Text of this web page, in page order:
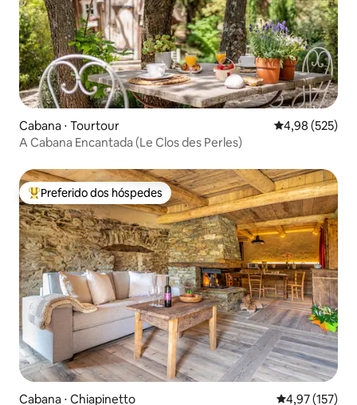
Cabana ⋅ Tourtour 4,98 de uma
4,98 (525)
A Cabana Encantada (Le Clos des Perles)
Entre os melhores preferidos dos hóspedes
Preferido dos hóspedes
Cabana ⋅ Chiapinetto 4,97 de uma
4,97 (157)